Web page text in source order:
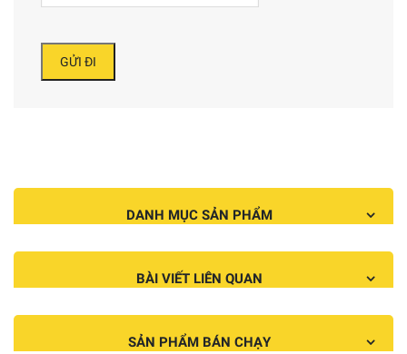
DANH MỤC SẢN PHẨM
BÀI VIẾT LIÊN QUAN
SẢN PHẨM BÁN CHẠY